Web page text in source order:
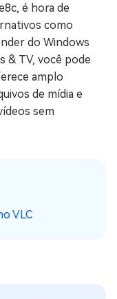
é hora de
como
do Windows
& TV, você pode
amplo
de mídia e
sem
VLC